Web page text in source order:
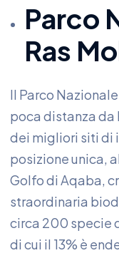
Parco
Ras
Il Parco
poca distanza da
dei migliori siti di
posizione unica,
Golfo di Aqaba,
straordinaria
circa 200 specie
di cui il 13% è